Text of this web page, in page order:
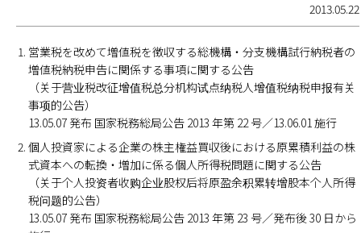
2013.05.22
営業税を改めて増値税を徴収する総機構・分支機構試行納税者の
増値税納税申告に関係する事項に関する公告
（关于营业税改征增值税总分机构试点纳税人增值税纳税申报有关
事项的公告）
13.05.07 発布 国家税務総局公告 2013 年第 22 号／13.06.01 施行
個人投資家による企業の株主権益買収後における原累積利益の株
式資本への転換・増加に係る個人所得税問題に関する公告
（关于个人投资者收购企业股权后将原盈余积累转增股本个人所得
税问题的公告）
13.05.07 発布 国家税務総局公告 2013 年第 23 号／発布後 30 日から